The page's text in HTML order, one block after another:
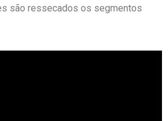
são ressecados os segmentos